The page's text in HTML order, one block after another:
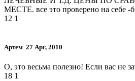
МЕСТЕ. все это проверено на себе -
12 1
Артем 27 Apr, 2010
О, это весьма полезно! Если вас не
18 1